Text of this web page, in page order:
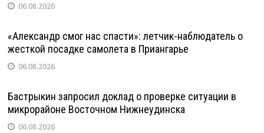
06.08.2026
«Александр смог нас спасти»: летчик-наблюдатель о
жесткой посадке самолета в Приангарье
06.08.2026
Бастрыкин запросил доклад о проверке ситуации в
микрорайоне Восточном Нижнеудинска
06.08.2026